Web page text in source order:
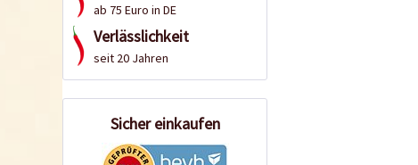
ab 75 Euro in DE
Verlässlichkeit
seit 20 Jahren
Sicher einkaufen